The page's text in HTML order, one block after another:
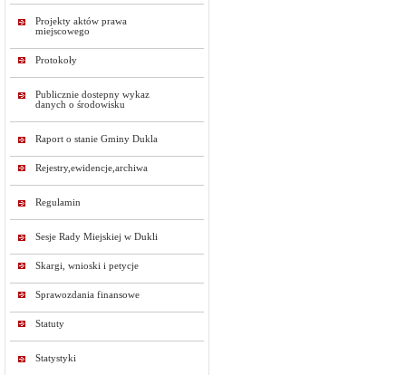
Projekty aktów prawa
miejscowego
Protokoły
Publicznie dostepny wykaz
danych o środowisku
Raport o stanie Gminy Dukla
Rejestry,ewidencje,archiwa
Regulamin
Sesje Rady Miejskiej w Dukli
Skargi, wnioski i petycje
Sprawozdania finansowe
Statuty
Statystyki